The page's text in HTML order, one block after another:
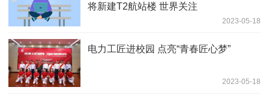
将新建T2航站楼 世界关注
2023-05-18
电力工匠进校园 点亮“青春匠心梦”
2023-05-18